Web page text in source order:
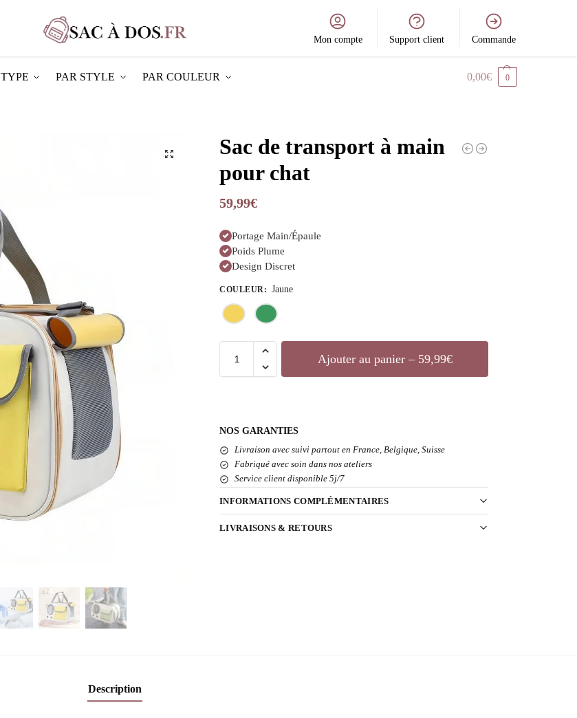
Mon compte Support client Commande
PAR STYLE PAR COULEUR 0,00€ 0
Sac de transport à main
pour chat
59,99€
Portage Main/Épaule
Poids Plume
Design Discret
COULEUR: Jaune
Ajouter au panier – 59,99€
NOS GARANTIES
Livraison avec suivi partout en France, Belgique, Suisse
Fabriqué avec soin dans nos ateliers
Service client disponible 5j/7
INFORMATIONS COMPLÉMENTAIRES
LIVRAISONS & RETOURS
Description